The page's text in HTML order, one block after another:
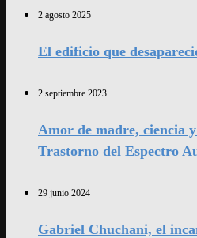
2 agosto 2025
El edificio que
2 septiembre 2023
Amor de madre, ciencia
Trastorno del Espectro
29 junio 2024
Gabriel Chuchani, el